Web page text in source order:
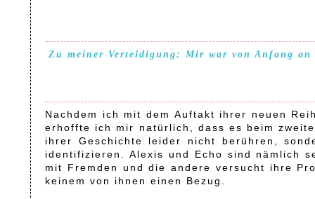
Zu meiner Verteidigung: Mir war von Anfang
Nachdem ich mit dem Auftakt ihrer neuen
erhoffte ich mir natürlich, dass es beim
ihrer Geschichte leider nicht berühren,
identifizieren. Alexis und Echo sind nämlich
mit Fremden und die andere versucht ihre
keinem von ihnen einen Bezug.